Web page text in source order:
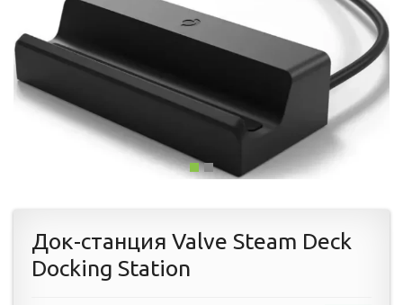
Док-станция Valve Steam Deck
Docking Station